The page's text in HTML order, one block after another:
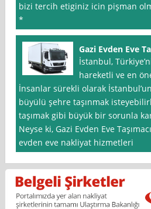
bizi tercih etiginiz icin pişman
*
Gazi Evden Eve
İstanbul,
hareketli ve en
İnsanlar sürekli olarak
büyülü şehre taşınmak
taşımak gibi büyük bir sorunla
Neyse ki, Gazi Evden Eve
evden eve nakliyat hizmetleri